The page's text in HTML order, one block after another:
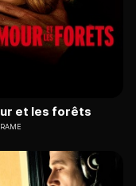
et les forêts